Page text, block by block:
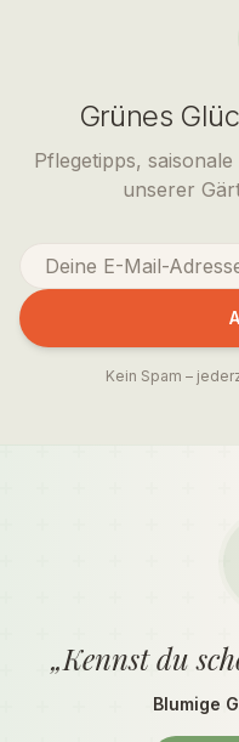
Grünes
Pflegetipps,
unserer
Kein Spam –
„Kennst du
Blumige